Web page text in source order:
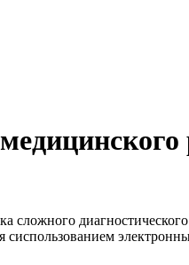
сиспользованием